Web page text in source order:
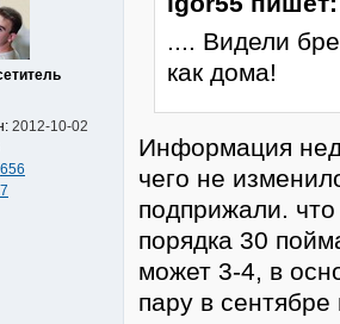
2012-10-02
656
.... Видели
как дома!
Информация
чего не
подприжали.
порядка 30
может 3-4, в
пару в сентябре